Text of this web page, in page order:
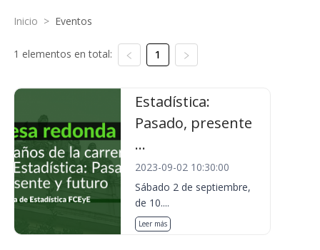
Inicio > Eventos
1 elementos en total: 1
Estadística:
Pasado, presente
...
2023-09-02 10:30:00
Sábado 2 de septiembre,
de 10....
Leer más